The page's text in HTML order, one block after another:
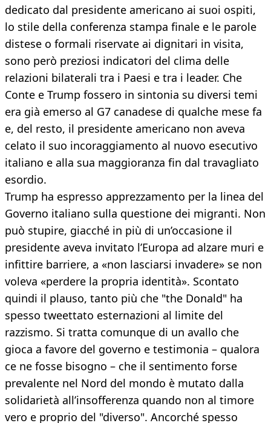
dedicato dal presidente americano ai suoi ospiti,
lo stile della conferenza stampa finale e le parole
distese o formali riservate ai dignitari in visita,
sono però preziosi indicatori del clima delle
relazioni bilaterali tra i Paesi e tra i leader. Che
Conte e Trump fossero in sintonia su diversi temi
era già emerso al G7 canadese di qualche mese fa
e, del resto, il presidente americano non aveva
celato il suo incoraggiamento al nuovo esecutivo
italiano e alla sua maggioranza fin dal travagliato
esordio.
Trump ha espresso apprezzamento per la linea del
Governo italiano sulla questione dei migranti. Non
può stupire, giacché in più di un’occasione il
presidente aveva invitato l’Europa ad alzare muri e
infittire barriere, a «non lasciarsi invadere» se non
voleva «perdere la propria identità». Scontato
quindi il plauso, tanto più che "the Donald" ha
spesso tweettato esternazioni al limite del
razzismo. Si tratta comunque di un avallo che
gioca a favore del governo e testimonia – qualora
ce ne fosse bisogno – che il sentimento forse
prevalente nel Nord del mondo è mutato dalla
solidarietà all’insofferenza quando non al timore
vero e proprio del "diverso". Ancorché spesso